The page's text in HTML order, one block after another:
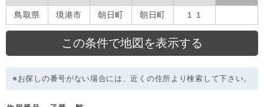
鳥取県
境港市 朝日町 朝日町 １１
※お探しの番号がない場合には、近くの住所より検索して下さい。